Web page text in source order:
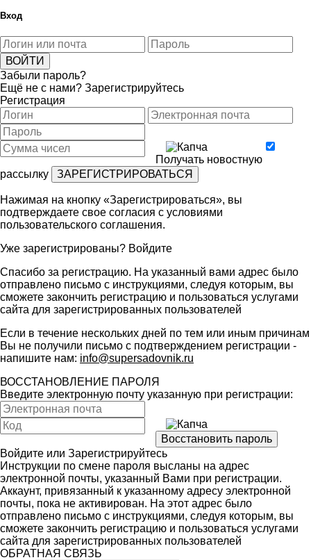
Вход
Забыли пароль?
Ещё не с нами? Зарегистрируйтесь
Регистрация
Получать новостную
рассылку
Нажимая на кнопку «Зарегистрироваться», вы
подтверждаете свое согласия с условиями
пользовательского соглашения.
Уже зарегистрированы? Войдите
Спасибо за регистрацию. На указанный вами адрес было
отправлено письмо с инструкциями, следуя которым, вы
сможете закончить регистрацию и пользоваться услугами
сайта для зарегистрированных пользователей
Если в течение нескольких дней по тем или иным причинам
Вы не получили письмо с подтверждением регистрации -
напишите нам: info@supersadovnik.ru
ВОССТАНОВЛЕНИЕ ПАРОЛЯ
Введите электронную почту указанную при регистрации:
Войдите или Зарегистрируйтесь
Инструкции по смене пароля высланы на адрес
электронной почты, указанный Вами при регистрации.
Аккаунт, привязанный к указанному адресу электронной
почты, пока не активирован. На этот адрес было
отправлено письмо с инструкциями, следуя которым, вы
сможете закончить регистрацию и пользоваться услугами
сайта для зарегистрированных пользователей
ОБРАТНАЯ СВЯЗЬ